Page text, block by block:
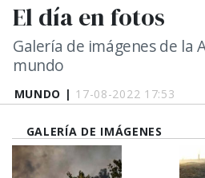
MUNDO | 17-08-2022 17:53
El día en fotos
Galería de imágenes de la
mundo
GALERÍA DE IMÁGENES